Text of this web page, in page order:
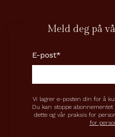
Meld deg på
E-post*
Vi lagrer e-posten din for å
Du kan stoppe
dette og vår praksis for
for